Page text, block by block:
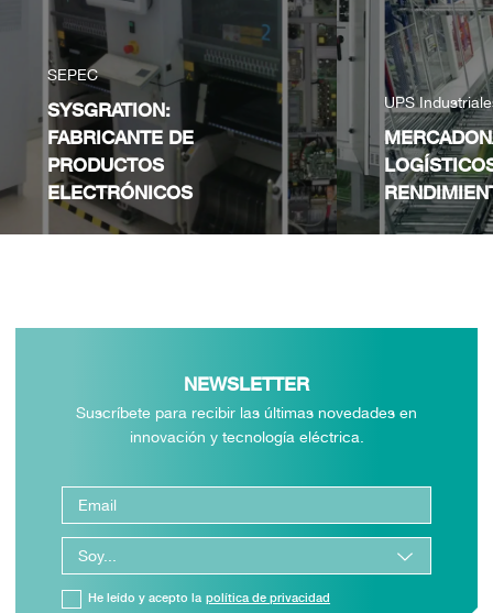
SEPEC
SYSGRATION:
FABRICANTE DE
PRODUCTOS
ELECTRÓNICOS
UPS
NEWSLETTER
Suscríbete para recibir las últimas novedades en
innovación y tecnología eléctrica.
He leído y acepto la política de privacidad